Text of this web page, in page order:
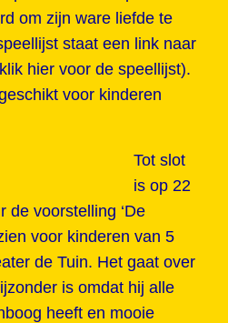
om zijn ware liefde te
staat een link naar
hier voor de speellijst).
voor kinderen
Tot slot
is op 22
de voorstelling ‘De
voor kinderen van 5
de Tuin. Het gaat over
is omdat hij alle
heeft en mooie